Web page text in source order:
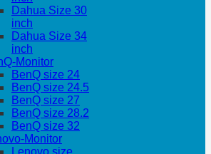
Dahua Size 30
inch
Dahua Size 34
inch
Monitor
BenQ size 24
BenQ size 24.5
BenQ size 27
BenQ size 28.2
BenQ size 32
Monitor
Lenovo size